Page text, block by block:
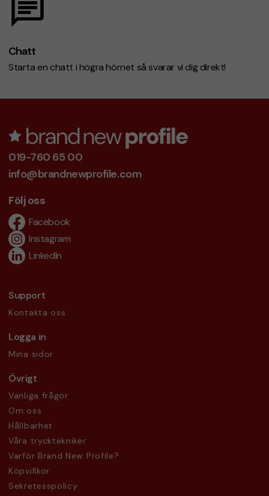
Chatt
Starta en chatt i högra hörnet så svarar vi dig direkt!
019-760 65 00
info@brandnewprofile.com
Följ oss
Facebook
Instagram
LinkedIn
Support
Kontakta oss
Logga in
Mina sidor
Övrigt
Vanliga frågor
Om oss
Hållbarhet
Våra trycktekniker
Varför Brand New Profile?
Köpvillkor
Sekretesspolicy